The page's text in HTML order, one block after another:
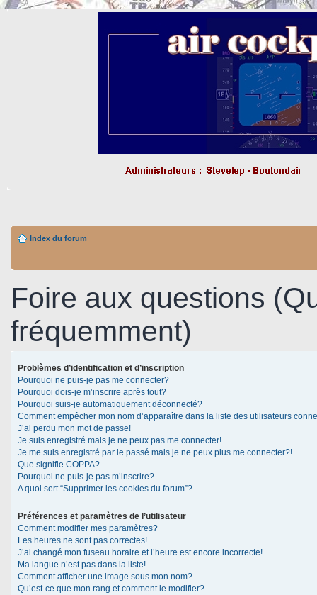
Index du forum
Foire aux questions
fréquemment)
Problèmes d’identification et d’inscription
Pourquoi ne puis-je pas me connecter?
Pourquoi dois-je m’inscrire après tout?
Pourquoi suis-je automatiquement déconnecté?
Comment empêcher mon nom d’apparaître dans la liste des utilisateurs
J’ai perdu mon mot de passe!
Je suis enregistré mais je ne peux pas me connecter!
Je me suis enregistré par le passé mais je ne peux plus me connecter?!
Que signifie COPPA?
Pourquoi ne puis-je pas m’inscrire?
A quoi sert “Supprimer les cookies du forum”?
Préférences et paramètres de l’utilisateur
Comment modifier mes paramètres?
Les heures ne sont pas correctes!
J’ai changé mon fuseau horaire et l’heure est encore incorrecte!
Ma langue n’est pas dans la liste!
Comment afficher une image sous mon nom?
Qu’est-ce que mon rang et comment le modifier?